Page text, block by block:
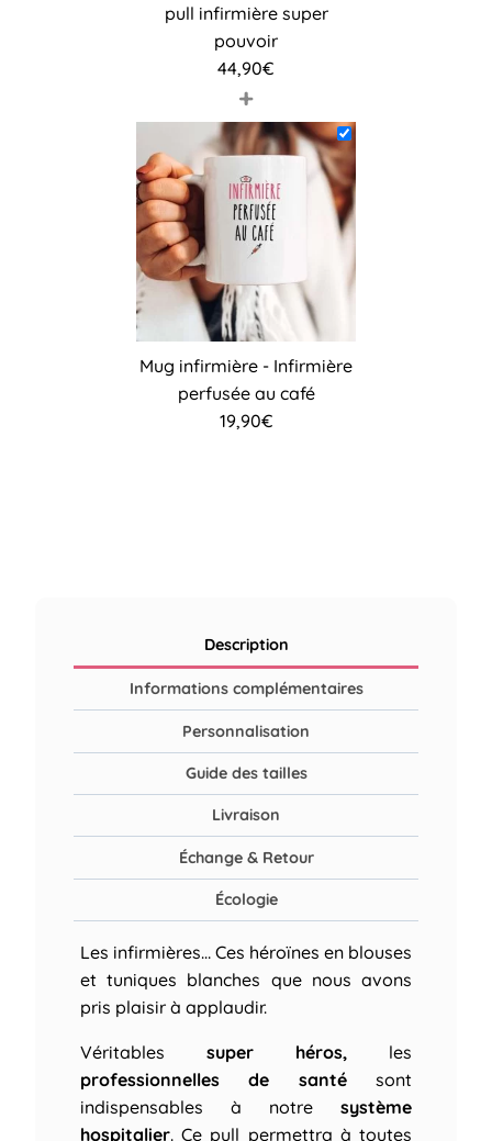
pull infirmière super
pouvoir
44,90€
+
Mug infirmière - Infirmière
perfusée au café
19,90€
Description
Informations complémentaires
Personnalisation
Guide des tailles
Livraison
Échange & Retour
Écologie
Les infirmières… Ces héroïnes en blouses
et tuniques blanches que nous avons
pris plaisir à applaudir.
Véritables super héros, les
professionnelles de santésont
indispensables à notre système
hospitalier. Ce pull permettra à toutes